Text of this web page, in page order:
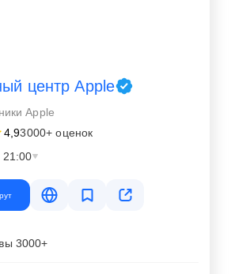
центр Apple
Apple
4,93000+ оценок
21:00
3000+